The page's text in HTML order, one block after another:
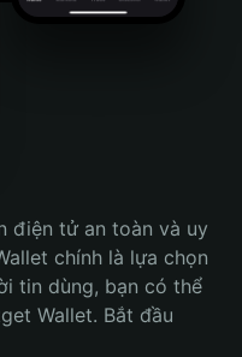
điện tử an toàn và uy
chính là lựa chọn
tin dùng, bạn có thể
Wallet. Bắt đầu